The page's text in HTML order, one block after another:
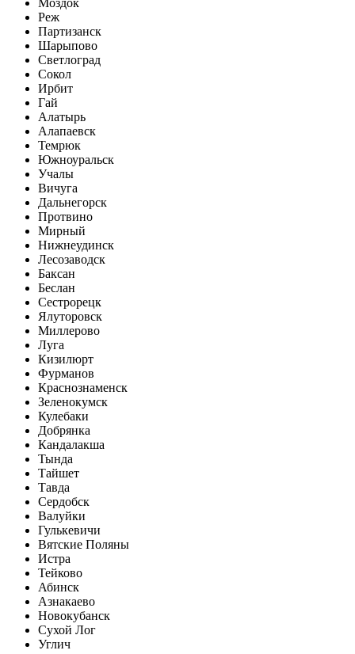
Моздок
Реж
Партизанск
Шарыпово
Светлоград
Сокол
Ирбит
Гай
Алатырь
Алапаевск
Темрюк
Южноуральск
Учалы
Вичуга
Дальнегорск
Протвино
Мирный
Нижнеудинск
Лесозаводск
Баксан
Беслан
Сестрорецк
Ялуторовск
Миллерово
Луга
Кизилюрт
Фурманов
Краснознаменск
Зеленокумск
Кулебаки
Добрянка
Кандалакша
Тында
Тайшет
Тавда
Сердобск
Валуйки
Гулькевичи
Вятские Поляны
Истра
Тейково
Абинск
Азнакаево
Новокубанск
Сухой Лог
Углич